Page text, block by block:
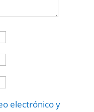
electrónico y